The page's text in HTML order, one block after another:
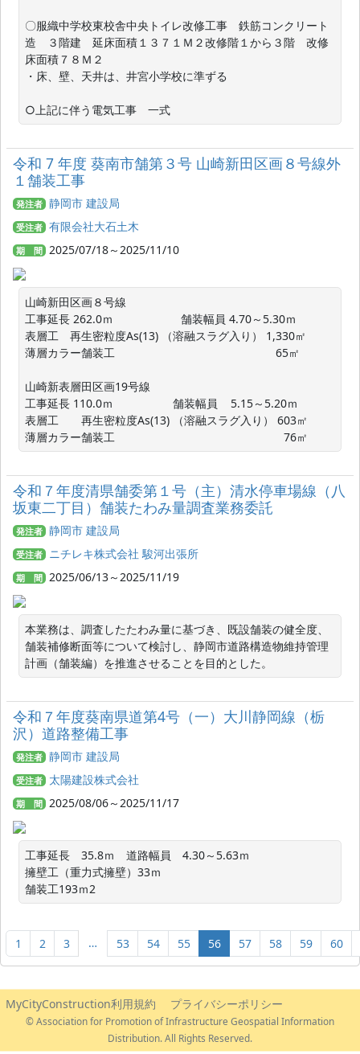
〇服織中学校東校舎中央トイレ改修工事　鉄筋コンクリート
造　３階建　延床面積１３７１Ｍ２改修階１から３階　改修
床面積７８Ｍ２
・床、壁、天井は、井宮小学校に準ずる
令和 7 年度 葵南市舗第３号 山崎新田区画８号線外
１舗装工事
発注者 静岡市 建設局
受注者 有限会社大石土木
期 間 2025/07/18～2025/11/10
山崎新田区画８号線
工事延長 262.0ｍ                     舗装幅員 4.70～5.30ｍ
表層工　再生密粒度As(13) （溶融スラグ入り） 1,330㎡
薄層カラー舗装工　　　　　　　　　　　　　　 65㎡
山崎新表層田区画19号線
工事延長 110.0ｍ 　　　　　舗装幅員    5.15～5.20ｍ
表層工　　再生密粒度As(13) （溶融スラグ入り） 603㎡
令和７年度清県舗委第１号（主）清水停車場線（八
坂東二丁目）舗装たわみ量調査業務委託
発注者 静岡市 建設局
受注者 ニチレキ株式会社 駿河出張所
期 間 2025/06/13～2025/11/19
本業務は、調査したたわみ量に基づき、既設舗装の健全度、
舗装補修断面等について検討し、静岡市道路構造物維持管理
計画（舗装編）を推進させることを目的とした。
令和７年度葵南県道第4号（一）大川静岡線（栃
沢）道路整備工事
発注者 静岡市 建設局
受注者 太陽建設株式会社
期 間 2025/08/06～2025/11/17
工事延長　35.8ｍ　道路幅員　4.30～5.63ｍ
擁壁工（重力式擁壁）33ｍ
舗装工193ｍ2
1 2 3 … 53 54 55 56 57 58 59 60
MyCityConstruction利用規約 プライバシーポリシー
© Association for Promotion of Infrastructure Geospatial Information
Distribution. All Rights Reserved.